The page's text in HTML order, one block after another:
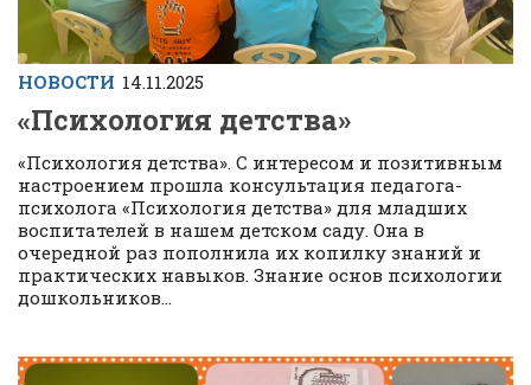
НОВОСТИ 14.11.2025
«Психология детства»
«Психология детства». С интересом и позитивным
настроением прошла консультация педагога-
психолога «Психология детства» для младших
воспитателей в нашем детском саду. Она в
очередной раз пополнила их копилку знаний и
практических навыков. Знание основ психологии
дошкольников...